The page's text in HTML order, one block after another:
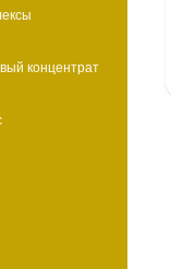
концентрат